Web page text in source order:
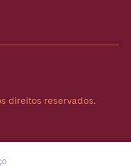
direitos reservados.